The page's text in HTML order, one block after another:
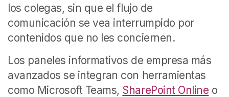
los colegas, sin que el flujo de
comunicación se vea interrumpido por
contenidos que no les conciernen.
Los paneles informativos de empresa más
avanzados se integran con herramientas
como Microsoft Teams, SharePoint Online o